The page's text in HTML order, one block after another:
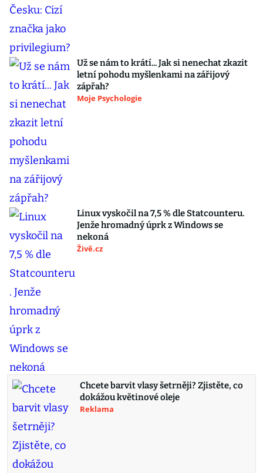
Už se nám to krátí... Jak si nenechat zkazit
letní pohodu myšlenkami na zářijový
zápřah?
Moje Psychologie
Linux vyskočil na 7,5 % dle Statcounteru.
Jenže hromadný úprk z Windows se
nekoná
Živě.cz
Chcete barvit vlasy šetrněji? Zjistěte, co
dokážou květinové oleje
Reklama